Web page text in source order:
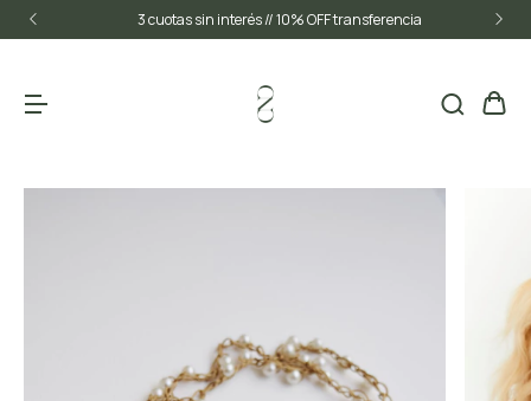
3 cuotas sin interés // 10% OFF transferencia